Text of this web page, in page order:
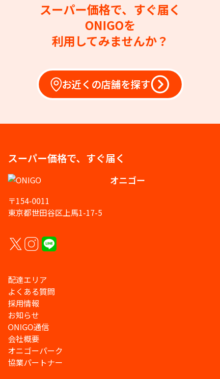
スーパー価格で、すぐ届く
ONIGOを
利用してみませんか？
お近くの店舗を探す
スーパー価格で、すぐ届く
オニゴー
〒154-0011
東京都世田谷区上馬1-17-5
配達エリア
よくある質問
採用情報
お知らせ
ONIGO通信
会社概要
オニゴーパーク
協業パートナー